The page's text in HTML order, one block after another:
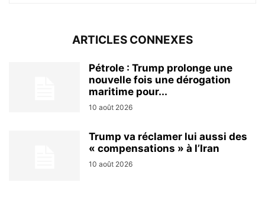
ARTICLES CONNEXES
Pétrole : Trump prolonge une
nouvelle fois une dérogation
maritime pour...
10 août 2026
Trump va réclamer lui aussi des
« compensations » à l’Iran
10 août 2026